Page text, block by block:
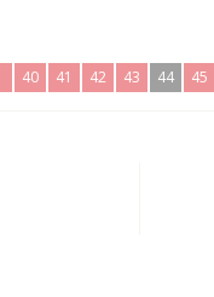
40 41 42 43 44 45